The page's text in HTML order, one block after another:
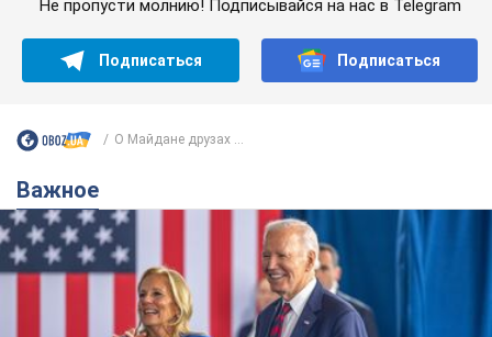
Не пропусти молнию! Подписывайся на нас в Telegram
Подписаться Подписаться
О Майдане друзах ...
Важное